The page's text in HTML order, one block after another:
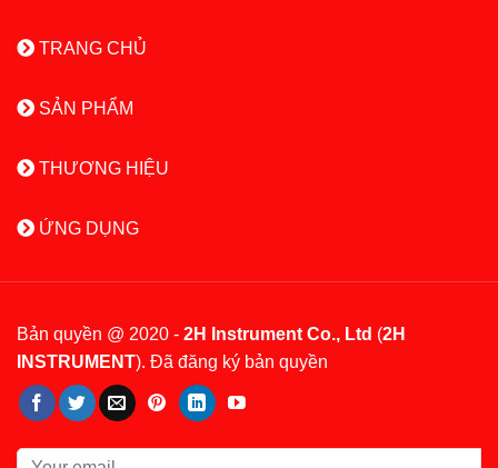
TRANG CHỦ
SẢN PHẨM
THƯƠNG HIỆU
ỨNG DỤNG
Bản quyền @ 2020 - 2H Instrument Co., Ltd (2H
INSTRUMENT). Đã đăng ký bản quyền